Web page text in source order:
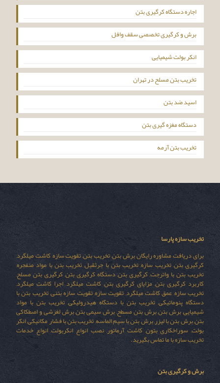
اجاره دستگاه کرگیری بتن
برش و کرگیری تخصصی سقف وافل
انکر بولت شیمیایی
تخریب بتن مسلح در تهران
اسید ضد بتن
دستگاه مغزه گیری بتن
تخریب بتن آرمه
تخریب سازه پارسا
برای دریافت مشاوره رایگان برش بتن, تخریب بتن, تقویت سازه, کاشت میلگرد,
کرگیری بتن, تخریب سازه, تخریب بتن با جرثقیل, تخریب بتن با مواد منفجره,
تخریب بتن با واترجت, کرگیری بتن, دستگاه کرگیری بتن, کرگیری بتن مسلح,
کاربرد کرگیری بتن, مزایای کرگیری بتن, کاشت میلگرد, اجرا کاشت میلگرد,
تخریب سازه, عمق کاشت میلگرد, تقویت سازه, تقویت سازه بتنی, تخریب بتن با
دستگاه پنوماتیکی, تخریب بتن با دستگاه هیدرولیکی, تخریب بتن با مواد
شیمیایی, برش بتن, برش بتن مسطح, برش سیمی بتن, برش لغزشی و اصطکاکی
بتن, برش بتن با لیزر, برش بتن با سیم الماسه, تخریب بتن با فشار مکانیکی, انکر
بولت, سوراخکاری بتون, کاشت آرماتور, نصب انواع انکربولت, انواع خدمات
تخریب سازه با ما تماس بگیرید.
برش و کرگیری بتن